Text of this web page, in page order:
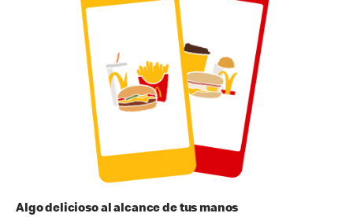
Algo delicioso al alcance de tus manos